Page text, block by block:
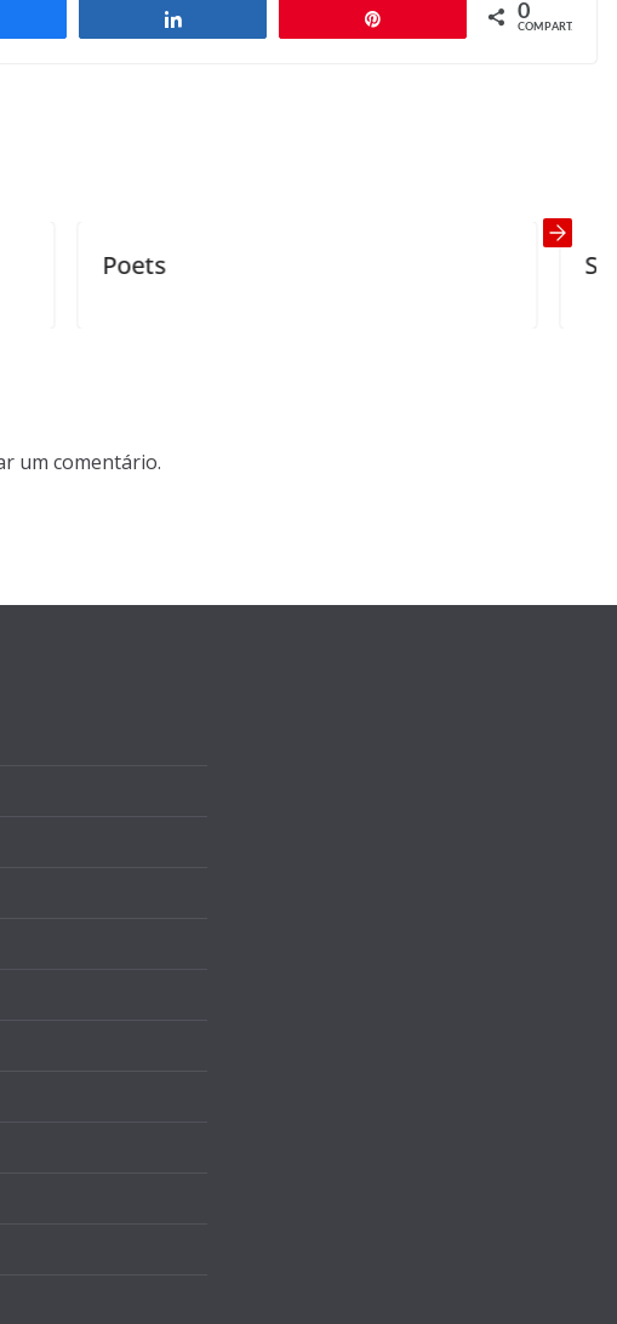
0
COMPART.
Speaking to
um comentário.